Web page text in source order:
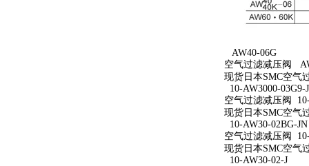
AW40-06G
空气过滤减压阀
现货日本SMC空气
10-AW3000-03G9-
空气过滤减压阀
现货日本SMC空气
10-AW30-02BG-JN
空气过滤减压阀
现货日本SMC空气
10-AW30-02-J